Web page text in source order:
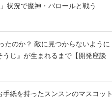
状況で魔神・バロールと戦う
たのか？ 敵に見つからないように
じ』が生まれるまで【開発座談
紙を持ったスンスンのマスコット